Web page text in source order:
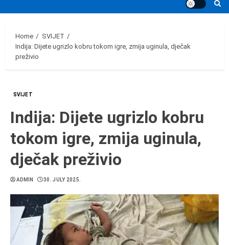
Home
SVIJET
Indija: Dijete ugrizlo kobru tokom igre, zmija uginula, dječak
preživio
SVIJET
Indija: Dijete ugrizlo kobru
tokom igre, zmija uginula,
dječak preživio
ADMIN 30. JULY 2025.